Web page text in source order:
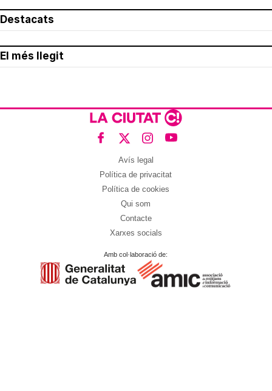
Destacats
El més llegit
Avís legal
Política de privacitat
Política de cookies
Qui som
Contacte
Xarxes socials
Amb col·laboració de: